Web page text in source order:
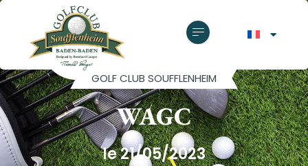
GOLF CLUB SOUFFLENHEIM
WAGC
le 21/05/2023